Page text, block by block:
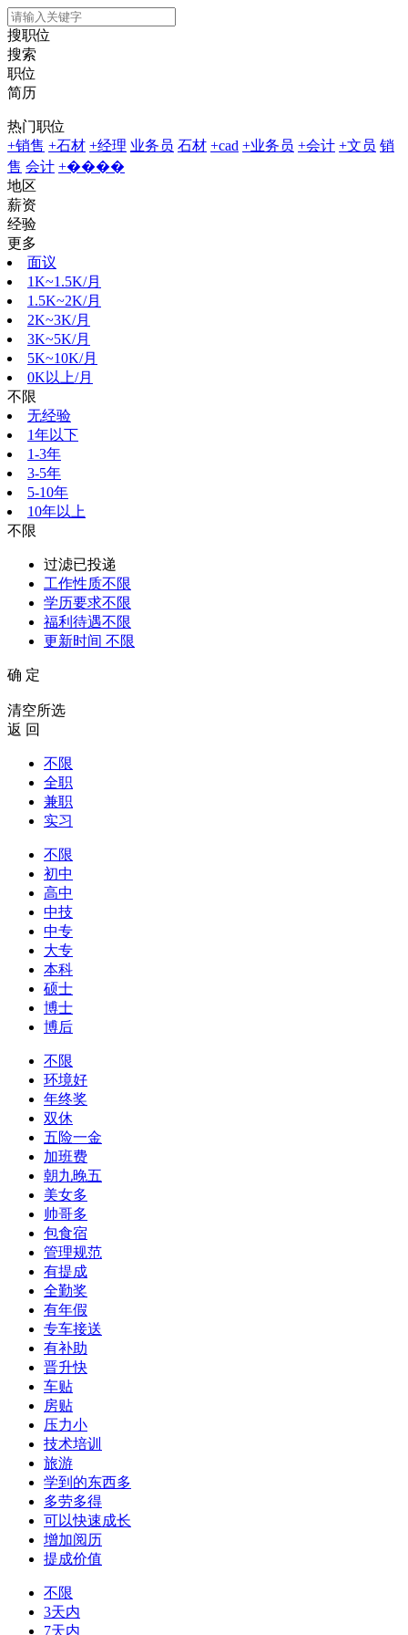
搜职位
搜索
职位
简历
热门职位
+销售 +石材 +经理 业务员 石材 +cad +业务员 +会计 +文员 销
售 会计 +����
地区
薪资
经验
更多
面议
1K~1.5K/月
1.5K~2K/月
2K~3K/月
3K~5K/月
5K~10K/月
0K以上/月
不限
无经验
1年以下
1-3年
3-5年
5-10年
10年以上
不限
过滤已投递
工作性质不限
学历要求不限
福利待遇不限
更新时间 不限
确 定
清空所选
返 回
不限
全职
兼职
实习
不限
初中
高中
中技
中专
大专
本科
硕士
博士
博后
不限
环境好
年终奖
双休
五险一金
加班费
朝九晚五
美女多
帅哥多
包食宿
管理规范
有提成
全勤奖
有年假
专车接送
有补助
晋升快
车贴
房贴
压力小
技术培训
旅游
学到的东西多
多劳多得
可以快速成长
增加阅历
提成价值
不限
3天内
7天内